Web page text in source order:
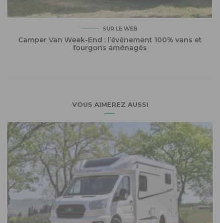
SUR LE WEB
Camper Van Week-End : l’événement 100% vans et
fourgons aménagés
VOUS AIMEREZ AUSSI